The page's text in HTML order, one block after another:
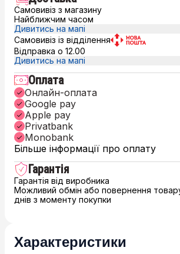
Самовивіз з магазину
Найближчим часом
Дивитись на мапі
Самовивіз із відділення
Відправка о 12.00
Дивитись на мапі
Оплата
Онлайн-оплата
Google pay
Apple pay
Privatbank
Monobank
Більше інформації про оплату
Гарантія
Гарантія від виробника
Можливий обмін або повернення
днів з моменту покупки
Характеристики